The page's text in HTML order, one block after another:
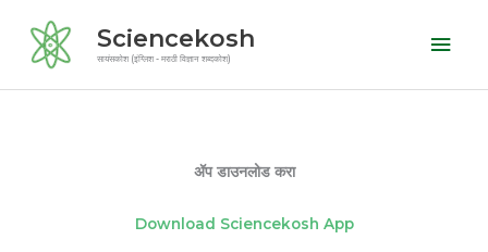
content
Sciencekosh
सायंसकोश (इंग्लिश - मराठी विज्ञान शब्दकोश)
ॲप डाउनलोड करा
Download Sciencekosh App